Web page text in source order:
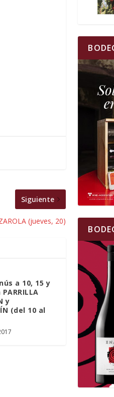
Siguiente
(jueves, 20)
a 10, 15 y
y
(del 10 al